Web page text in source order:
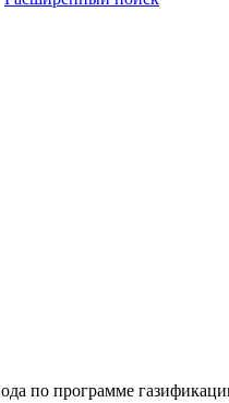
по программе